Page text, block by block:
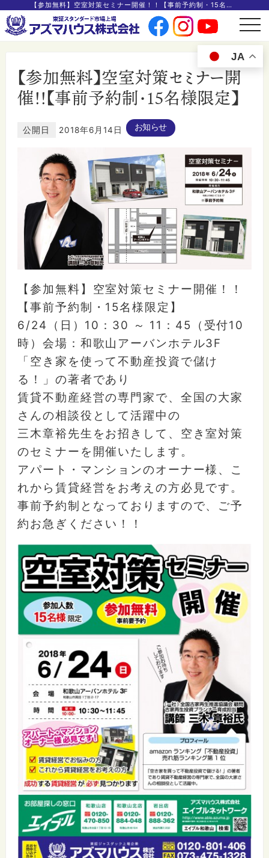
【参加無料】空室対策セミナー開催！！【事前予約制・15名様限定】
t
o
g
l
JA
【参加無料】空室対策セミナー開
催！！【事前予約制・15名様限定】
公開日 2018年6月14日 お知らせ
【参加無料】空室対策セミナー開催！！
【事前予約制・15名様限定】
6/24（日）10：30 ～ 11：45（受付10
時）会場：和歌山アーバンホテル3F
「空き家を使って不動産投資で儲け
る！」の著者であり
賃貸不動産経営の専門家で、全国の大家
さんの相談役として活躍中の
三木章裕先生をお招きして、空き室対策
のセミナーを開催いたします。
アパート・マンションのオーナー様、こ
れから賃貸経営をお考えの方必見です。
事前予約制となっておりますので、ご予
約お急ぎください！！